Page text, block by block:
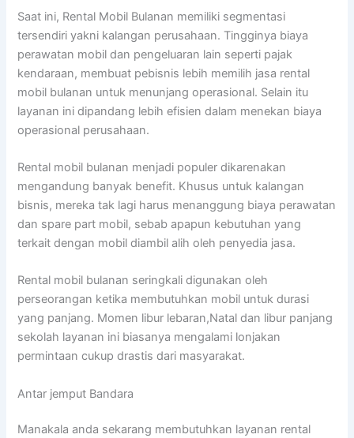
Saat ini, Rental Mobil Bulanan memiliki segmentasi
tersendiri yakni kalangan perusahaan. Tingginya biaya
perawatan mobil dan pengeluaran lain seperti pajak
kendaraan, membuat pebisnis lebih memilih jasa rental
mobil bulanan untuk menunjang operasional. Selain itu
layanan ini dipandang lebih efisien dalam menekan biaya
operasional perusahaan.
Rental mobil bulanan menjadi populer dikarenakan
mengandung banyak benefit. Khusus untuk kalangan
bisnis, mereka tak lagi harus menanggung biaya perawatan
dan spare part mobil, sebab apapun kebutuhan yang
terkait dengan mobil diambil alih oleh penyedia jasa.
Rental mobil bulanan seringkali digunakan oleh
perseorangan ketika membutuhkan mobil untuk durasi
yang panjang. Momen libur lebaran,Natal dan libur panjang
sekolah layanan ini biasanya mengalami lonjakan
permintaan cukup drastis dari masyarakat.
Antar jemput Bandara
Manakala anda sekarang membutuhkan layanan rental